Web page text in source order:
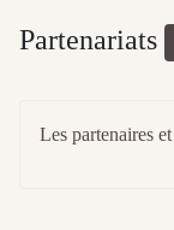
Partenariats
Les partenaires